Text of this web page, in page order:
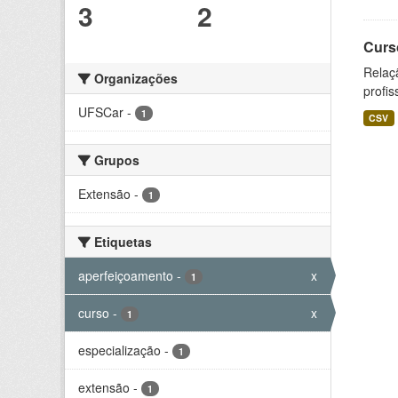
3 2
Organizações
UFSCar - 1
Grupos
Extensão - 1
Etiquetas
aperfeiçoamento - 1 x
curso - 1 x
especialização - 1
extensão - 1
CSV